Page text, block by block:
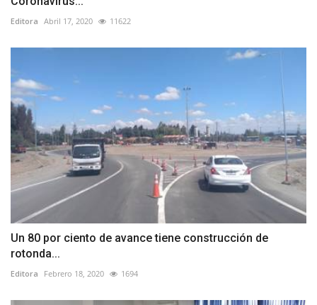
Editora Abril 17, 2020 11622
Un 80 por ciento de avance tiene construcción de
rotonda...
Editora Febrero 18, 2020 1694